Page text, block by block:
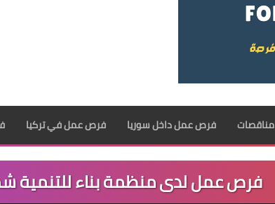
مناقصات فرص عمل داخل سوريا فرص عمل في تركيا
فرص عمل لدى منظمة بناء للتنمية